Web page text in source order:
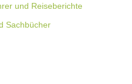
und Reiseberichte
Sachbücher